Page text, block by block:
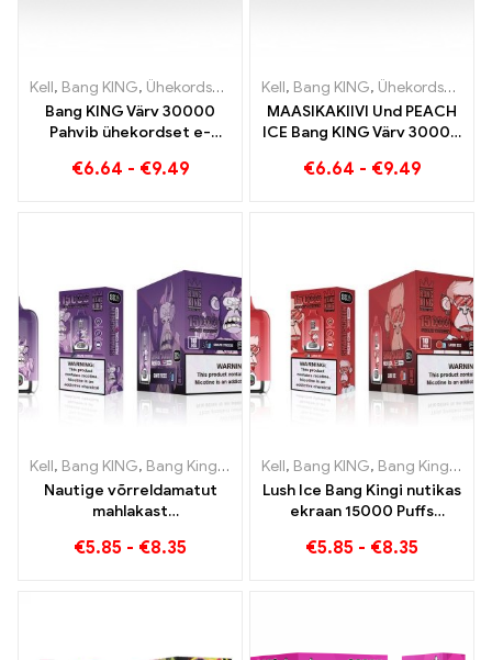
Kell, Bang KING, Ühekordsed e-sigaretid Leedu ,Ühekordsed e-
Bang KING Värv 30000
Pahvib ühekordset e-
lahedast arbuusijäätisest
€6.64 - €9.49
Kell, Bang KING, Ühekordsed e-sigaretid Leedu
MAASIKAKIIVI Und PEACH
ICE Bang KING Värv 30000
kasutatav e-sigaret –
€6.64 - €9.49
Kell, Bang KING, Bang Kingi nutikas ekraan 15000 Puff ,
Nautige võrreldamatut
mahlakast
Grape Jelly Bang King
€5.85 - €8.35
Kell, Bang KING, Bang Kingi nutikas ekraan 15000 Puff
Lush Ice Bang Kingi nutikas
ekraan 15000 Puffs
segu arbuusist ja
€5.85 - €8.35